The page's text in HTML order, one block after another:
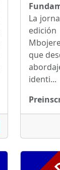
La
que
identi...